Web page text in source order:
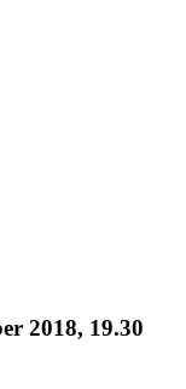
2018, 19.30